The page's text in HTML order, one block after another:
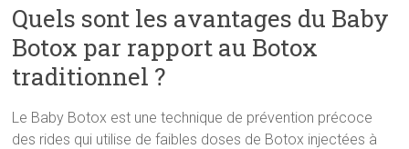
Quels sont les avantages du Baby
Botox par rapport au Botox
traditionnel ?
Le Baby Botox est une technique de prévention précoce
des rides qui utilise de faibles doses de Botox injectées à